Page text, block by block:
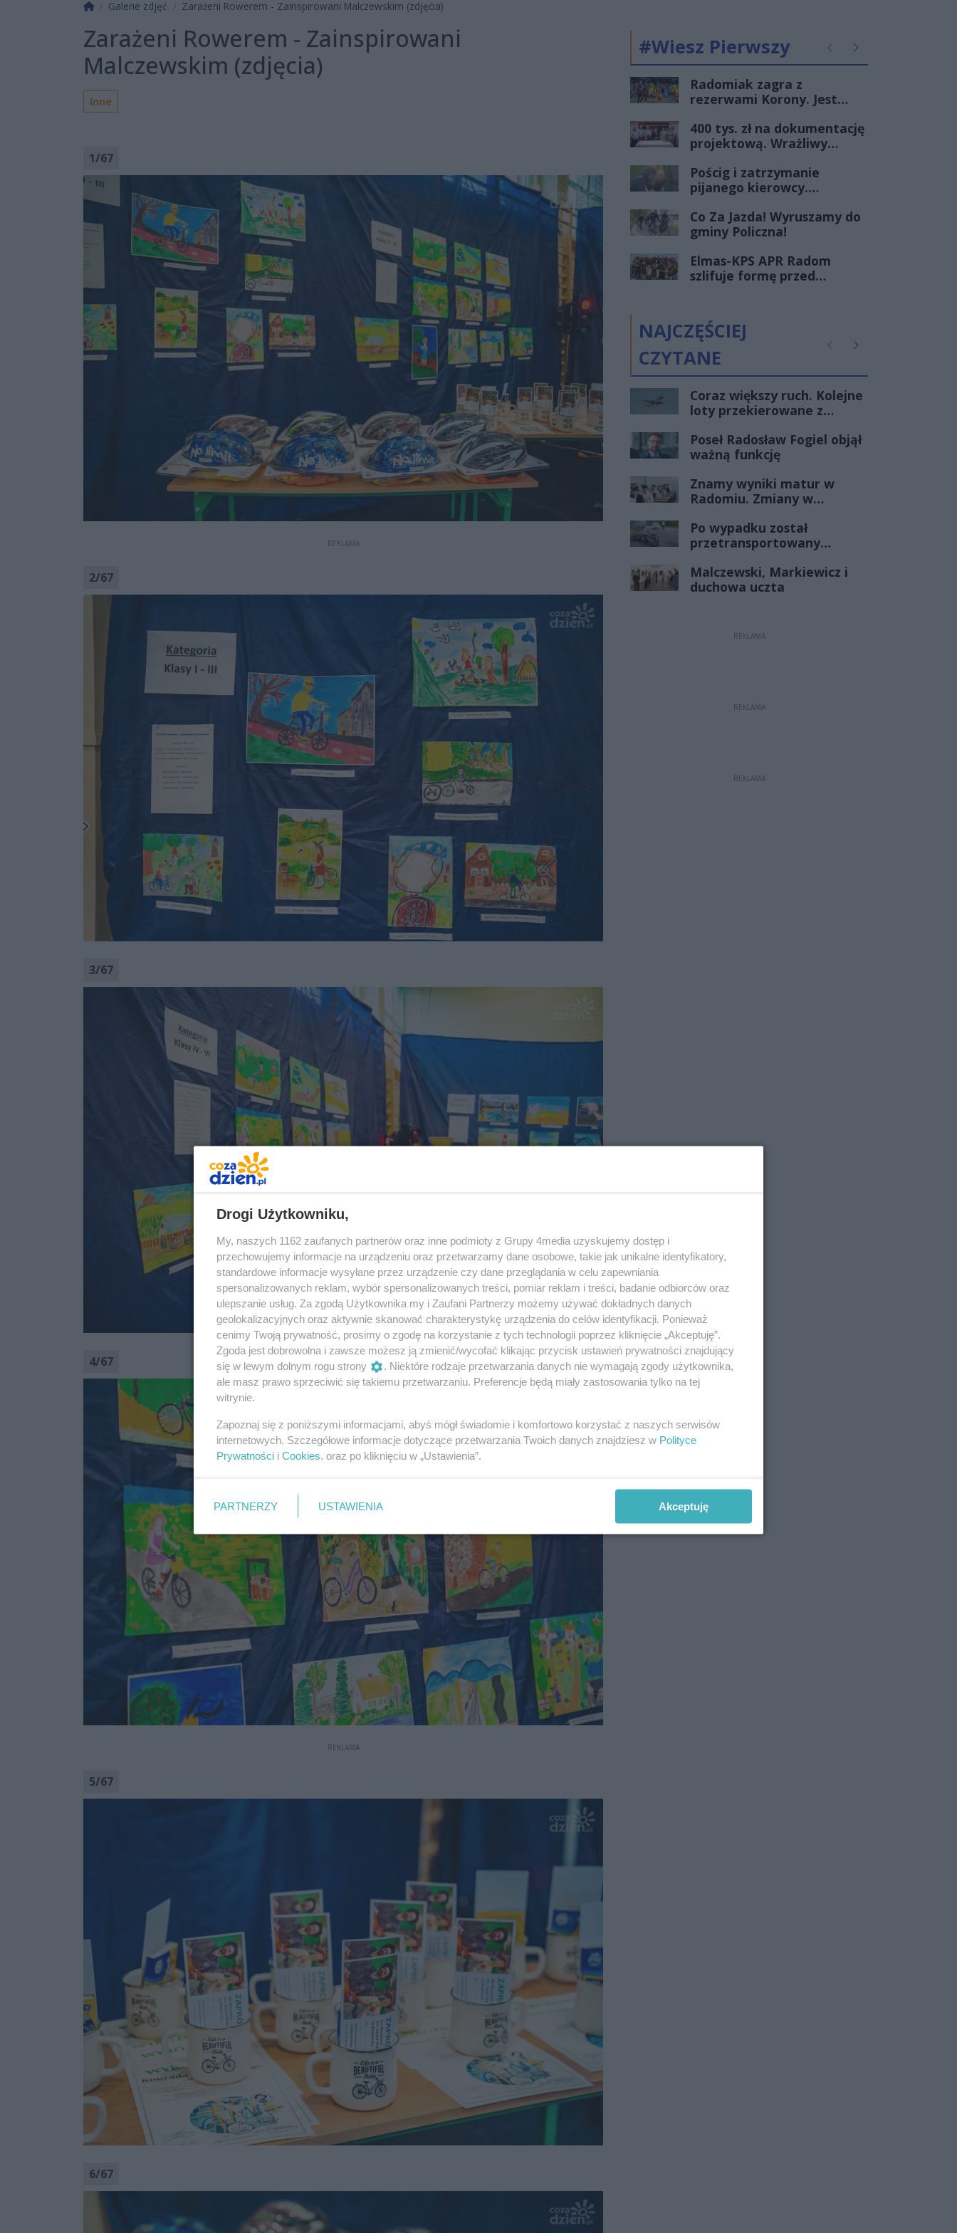
Strona główna
Galerie zdjęć Zarażeni Rowerem - Zainspirowani Malczewskim (zdjęcia)
Zarażeni Rowerem - Zainspirowani
Malczewskim (zdjęcia)
Inne
1/67
REKLAMA
2/67
3/67
4/67
REKLAMA
5/67
6/67
#Wiesz Pierwszy PoprzednieNastępne
Radomiak zagra z
rezerwami Korony. Jest
Polski
400 tys. zł na dokumentację
projektową. Wrażliwy
drogach zmieni oblicze
Pościg i zatrzymanie
pijanego kierowcy.
służbie znów pokazali klasę
Co Za Jazda! Wyruszamy do
gminy Policzna!
Elmas-KPS APR Radom
szlifuje formę przed
NAJCZĘŚCIEJ
CZYTANE
PoprzednieNastępne
Coraz większy ruch. Kolejne
loty przekierowane z
Poseł Radosław Fogiel objął
ważną funkcję
Znamy wyniki matur w
Radomiu. Zmiany w
Po wypadku został
przetransportowany
Historia mrozi krew w
żyłach
Malczewski, Markiewicz i
duchowa uczta
REKLAMA
REKLAMA
REKLAMA
Drogi Użytkowniku,
My, naszych 1162 zaufanych partnerów oraz inne podmioty z Grupy 4media uzyskujemy dostęp i
przechowujemy informacje na urządzeniu oraz przetwarzamy dane osobowe, takie jak unikalne identyfikatory,
standardowe informacje wysyłane przez urządzenie czy dane przeglądania w celu zapewniania
spersonalizowanych reklam, wybór spersonalizowanych treści, pomiar reklam i treści, badanie odbiorców oraz
ulepszanie usług. Za zgodą Użytkownika my i Zaufani Partnerzy możemy używać dokładnych danych
geolokalizacyjnych oraz aktywnie skanować charakterystykę urządzenia do celów identyfikacji. Ponieważ
cenimy Twoją prywatność, prosimy o zgodę na korzystanie z tych technologii poprzez kliknięcie „Akceptuję”.
Zgoda jest dobrowolna i zawsze możesz ją zmienić/wycofać klikając przycisk ustawień prywatności znajdujący
się w lewym dolnym rogu strony
. Niektóre rodzaje przetwarzania danych nie wymagają zgody użytkownika,
ale masz prawo sprzeciwić się takiemu przetwarzaniu. Preferencje będą miały zastosowania tylko na tej
witrynie.
Zapoznaj się z poniższymi informacjami, abyś mógł świadomie i komfortowo korzystać z naszych serwisów
internetowych. Szczegółowe informacje dotyczące przetwarzania Twoich danych znajdziesz w Polityce
Prywatności i Cookies. oraz po kliknięciu w „Ustawienia”.
PARTNERZY USTAWIENIA Akceptuję